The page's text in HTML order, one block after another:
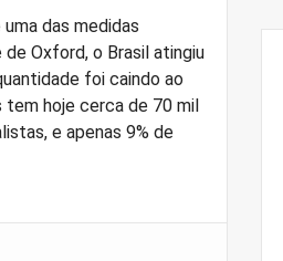
das medidas
Oxford, o Brasil atingiu
foi caindo ao
tem hoje cerca de 70 mil
e apenas 9% de